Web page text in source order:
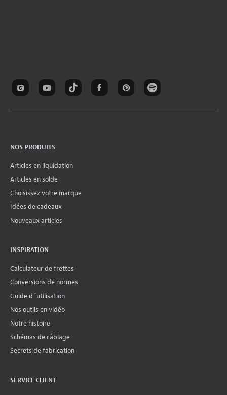
NOS PRODUITS
Articles en liquidation
Articles en solde
Choisissez votre marque
Idées de cadeaux
Nouveaux articles
INSPIRATION
Calculateur de frettes
Conversions de normes
Guide d´utilisation
Nos outils en vidéo
Notre histoire
Schémas de câblage
Secrets de fabrication
SERVICE CLIENT